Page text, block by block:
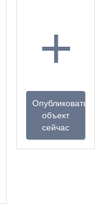
+
Опубликовать
объект
сейчас